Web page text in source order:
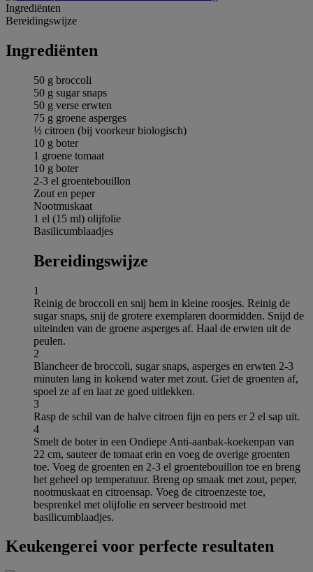
Ingrediёnten
Bereidingswijze
Ingrediёnten
50 g broccoli
50 g sugar snaps
50 g verse erwten
75 g groene asperges
½ citroen (bij voorkeur biologisch)
10 g boter
1 groene tomaat
10 g boter
2-3 el groentebouillon
Zout en peper
Nootmuskaat
1 el (15 ml) olijfolie
Basilicumblaadjes
Bereidingswijze
1
Reinig de broccoli en snij hem in kleine roosjes. Reinig de
sugar snaps, snij de grotere exemplaren doormidden. Snijd de
uiteinden van de groene asperges af. Haal de erwten uit de
peulen.
2
Blancheer de broccoli, sugar snaps, asperges en erwten 2-3
minuten lang in kokend water met zout. Giet de groenten af,
spoel ze af en laat ze goed uitlekken.
3
Rasp de schil van de halve citroen fijn en pers er 2 el sap uit.
4
Smelt de boter in een Ondiepe Anti-aanbak-koekenpan van
22 cm, sauteer de tomaat erin en voeg de overige groenten
toe. Voeg de groenten en 2-3 el groentebouillon toe en breng
het geheel op temperatuur. Breng op smaak met zout, peper,
nootmuskaat en citroensap. Voeg de citroenzeste toe,
besprenkel met olijfolie en serveer bestrooid met
basilicumblaadjes.
Keukengerei voor perfecte resultaten